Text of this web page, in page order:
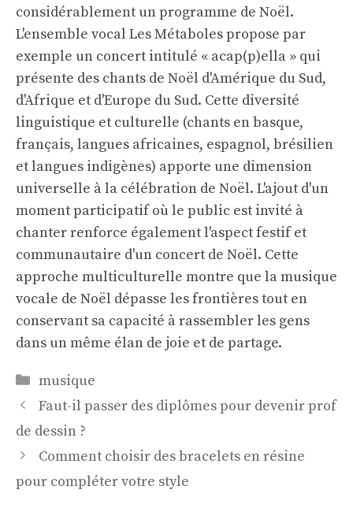
considérablement un programme de Noël.
L'ensemble vocal Les Métaboles propose par
exemple un concert intitulé « acap(p)ella » qui
présente des chants de Noël d'Amérique du Sud,
d'Afrique et d'Europe du Sud. Cette diversité
linguistique et culturelle (chants en basque,
français, langues africaines, espagnol, brésilien
et langues indigènes) apporte une dimension
universelle à la célébration de Noël. L'ajout d'un
moment participatif où le public est invité à
chanter renforce également l'aspect festif et
communautaire d'un concert de Noël. Cette
approche multiculturelle montre que la musique
vocale de Noël dépasse les frontières tout en
conservant sa capacité à rassembler les gens
dans un même élan de joie et de partage.
Catégories
musique
Faut-il passer des diplômes pour devenir prof
de dessin ?
Comment choisir des bracelets en résine
pour compléter votre style